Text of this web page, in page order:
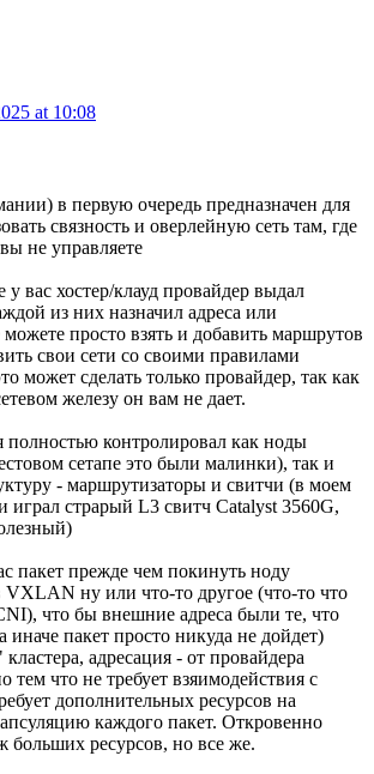
at 10:08
в первую очередь предназначен для
связность и оверлейную сеть там, где
не управляете
вас хостер/клауд провайдер выдал
из них назначил адреса или
просто взять и добавить маршрутов
свои сети со своими правилами
может сделать только провайдер, так как
железу он вам не дает.
полностью контролировал как ноды
сетапе это были малинки), так и
- маршрутизаторы и свитчи (в моем
играл страрый L3 свитч Catalyst 3560G,
пакет прежде чем покинуть ноду
VXLAN ну или что-то другое (что-то что
что бы внешние адреса были те, что
иначе пакет просто никуда не дойдет)
адресация - от провайдера
тем что не требует взяимодействия с
дополнительных ресурсов на
каждого пакет. Откровенно
больших ресурсов, но все же.